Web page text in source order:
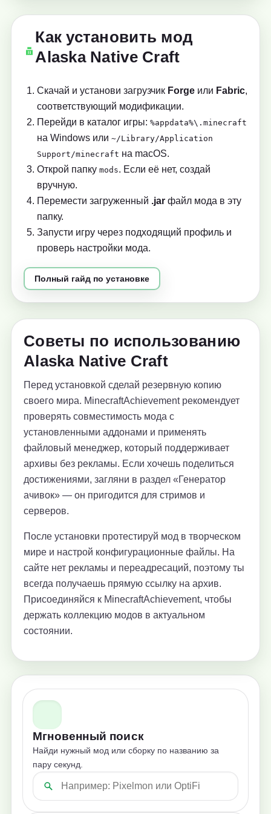
Как установить мод
Alaska Native Craft
Скачай и установи загрузчик Forge или Fabric,
соответствующий модификации.
Перейди в каталог игры: %appdata%\.minecraft
на Windows или ~/Library/Application
Support/minecraft на macOS.
Открой папку mods. Если её нет, создай
вручную.
Перемести загруженный .jar файл мода в эту
папку.
Запусти игру через подходящий профиль и
проверь настройки мода.
Полный гайд по установке
Советы по использованию
Alaska Native Craft
Перед установкой сделай резервную копию
своего мира. MinecraftAchievement рекомендует
проверять совместимость мода с
установленными аддонами и применять
файловый менеджер, который поддерживает
архивы без рекламы. Если хочешь поделиться
достижениями, загляни в раздел «Генератор
ачивок» — он пригодится для стримов и
серверов.
После установки протестируй мод в творческом
мире и настрой конфигурационные файлы. На
сайте нет рекламы и переадресаций, поэтому ты
всегда получаешь прямую ссылку на архив.
Присоединяйся к MinecraftAchievement, чтобы
держать коллекцию модов в актуальном
состоянии.
Мгновенный поиск
Найди нужный мод или сборку по названию за
пару секунд.